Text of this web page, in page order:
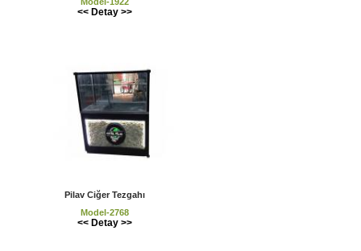
<< Detay >>
Pilav Ciğer Tezgahı
Model-2768
<< Detay >>